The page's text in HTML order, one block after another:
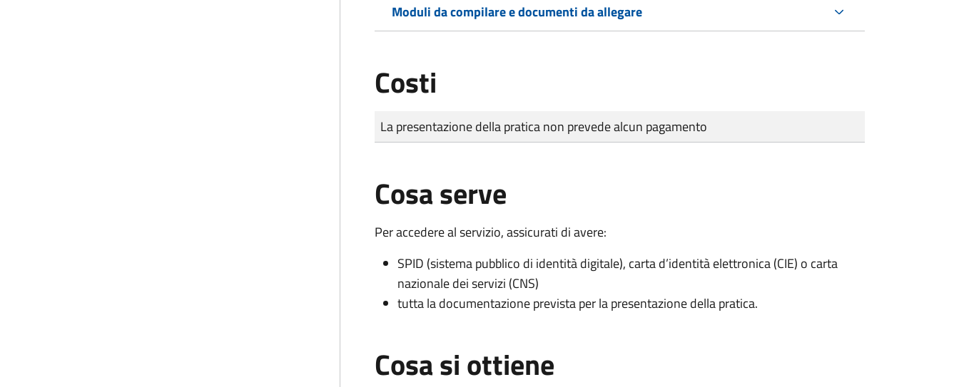
Moduli da compilare e documenti da allegare
Costi
Tipo di pagamento
Importo
La presentazione della pratica non prevede alcun pagamento
Cosa serve
Per accedere al servizio, assicurati di avere:
SPID (sistema pubblico di identità digitale), carta d’identità elettronica (CIE) o carta
nazionale dei servizi (CNS)
tutta la documentazione prevista per la presentazione della pratica.
Cosa si ottiene